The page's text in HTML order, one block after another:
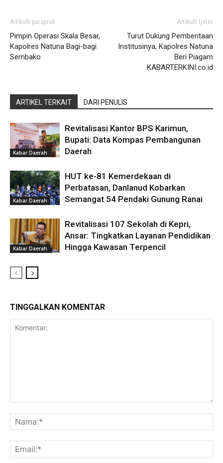
Artikulli paraprak
Pimpin Operasi Skala Besar,
Kapolres Natuna Bagi-bagi
Sembako
Artikulli tjetër
Turut Dukung Pemberitaan
Institusinya, Kapolres Natuna
Beri Piagam
KABARTERKINI.co.id
ARTIKEL TERKAIT DARI PENULIS
Kabar Daerah
Revitalisasi Kantor BPS Karimun,
Bupati: Data Kompas Pembangunan
Daerah
Kabar Daerah
HUT ke-81 Kemerdekaan di
Perbatasan, Danlanud Kobarkan
Semangat 54 Pendaki Gunung Ranai
Kabar Daerah
Revitalisasi 107 Sekolah di Kepri,
Ansar: Tingkatkan Layanan Pendidikan
Hingga Kawasan Terpencil
TINGGALKAN KOMENTAR